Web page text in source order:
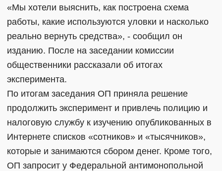
«Мы хотели выяснить, как построена схема
работы, какие используются уловки и насколько
реально вернуть средства», - сообщил он
изданию. После на заседании комиссии
общественники рассказали об итогах
эксперимента.
По итогам заседания ОП приняла решение
продолжить эксперимент и привлечь полицию и
налоговую службу к изучению опубликованных в
Интернете списков «сотников» и «тысячников»,
которые и занимаются сбором денег. Кроме того,
ОП запросит у Федеральной антимонопольной